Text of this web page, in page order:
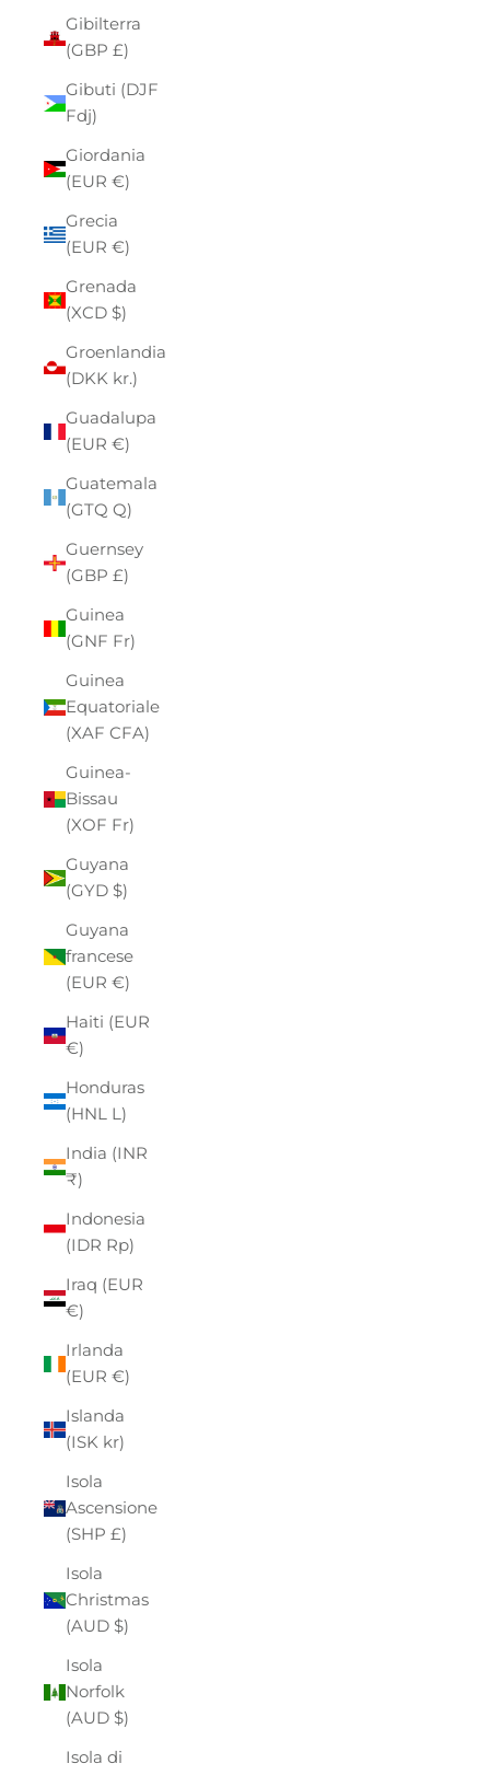
Gibilterra
(GBP £)
Gibuti (DJF
Fdj)
Giordania
(EUR €)
Grecia
(EUR €)
Grenada
(XCD $)
Groenlandia
(DKK kr.)
Guadalupa
(EUR €)
Guatemala
(GTQ Q)
Guernsey
(GBP £)
Guinea
(GNF Fr)
Guinea
Equatoriale
(XAF CFA)
Guinea-
Bissau
(XOF Fr)
Guyana
(GYD $)
Guyana
francese
(EUR €)
Haiti (EUR
€)
Honduras
(HNL L)
India (INR
₹)
Indonesia
(IDR Rp)
Iraq (EUR
€)
Irlanda
(EUR €)
Islanda
(ISK kr)
Isola
Ascensione
(SHP £)
Isola
Christmas
(AUD $)
Isola
Norfolk
(AUD $)
Isola di